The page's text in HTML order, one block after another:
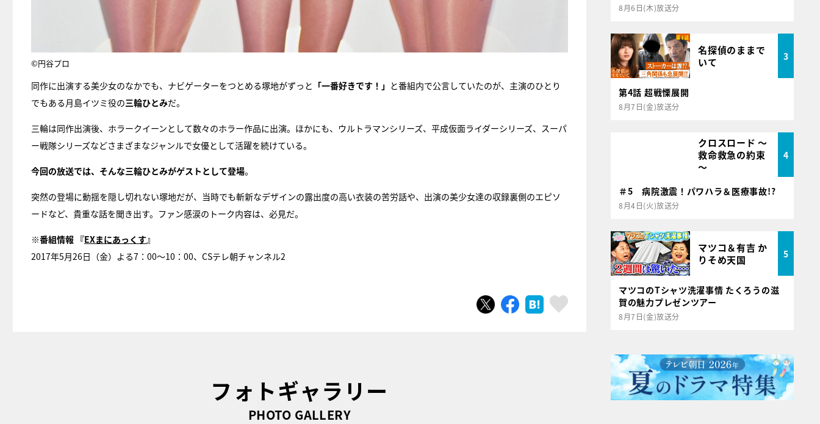
©円谷プロ
同作に出演する美少女のなかでも、ナビゲーターをつとめる塚地がずっと 「一番好きです！」 と番組内で公言していたのが、主演のひとり
でもある月島イツミ役の三輪ひとみだ。
三輪は同作出演後、ホラークイーンとして数々のホラー作品に出演。ほかにも、ウルトラマンシリーズ、平成仮面ライダーシリーズ、スーパ
ー戦隊シリーズなどさまざまなジャンルで女優として活躍を続けている。
今回の放送では、そんな三輪ひとみがゲストとして登場。
突然の登場に動揺を隠し切れない塚地だが、当時でも斬新なデザインの露出度の高い衣装の苦労話や、出演の美少女達の収録裏側のエピソ
ードなど、貴重な話を聞き出す。ファン感涙のトーク内容は、必見だ。
※番組情報 『EXまにあっくす』
2017年5月26日（金）よる7：00～10：00、CSテレ朝チャンネル2
ツイートシェア はてブ
フォトギャラリー
PHOTO GALLERY
8月6日(木)放送分
名探偵のままで
いて
3
第4話 超戦慄展開
8月7日(金)放送分
クロスロード ～
救命救急の約束
～
4
＃5 病院激震！パワハラ＆医療事故!?
8月4日(火)放送分
マツコ＆有吉 か
りそめ天国
5
マツコのTシャツ洗濯事情 たくろうの滋
賀の魅力プレゼンツアー
8月7日(金)放送分